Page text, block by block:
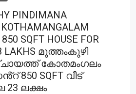
PINDIMANA
SQFT HOUSE FOR
LAKHS മുത്തംകുഴി
കോതമംഗലം
850 SQFT വീട്
23 ലക്ഷം